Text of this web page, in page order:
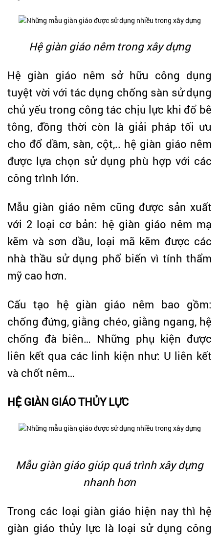
Hệ giàn giáo nêm trong xây dựng
Hệ giàn giáo nêm sở hữu công dụng
tuyệt vời với tác dụng chống sàn sử dụng
chủ yếu trong công tác chịu lực khi đổ bê
tông, đồng thời còn là giải pháp tối ưu
cho đổ dầm, sàn, cột,.. hệ giàn giáo nêm
được lựa chọn sử dụng phù hợp với các
công trình lớn.
Mẫu giàn giáo nêm cũng được sản xuất
với 2 loại cơ bản: hệ giàn giáo nêm mạ
kẽm và sơn dầu, loại mã kẽm được các
nhà thầu sử dụng phổ biến vì tính thẩm
mỹ cao hơn.
Cấu tạo hệ giàn giáo nêm bao gồm:
chống đứng, giằng chéo, giằng ngang, hệ
chống đà biên… Những phụ kiện được
liên kết qua các linh kiện như: U liên kết
và chốt nêm…
HỆ GIÀN GIÁO THỦY LỰC
Mẫu giàn giáo giúp quá trình xây dựng
nhanh hơn
Trong các loại giàn giáo hiện nay thì hệ
giàn giáo thủy lực là loại sử dụng công